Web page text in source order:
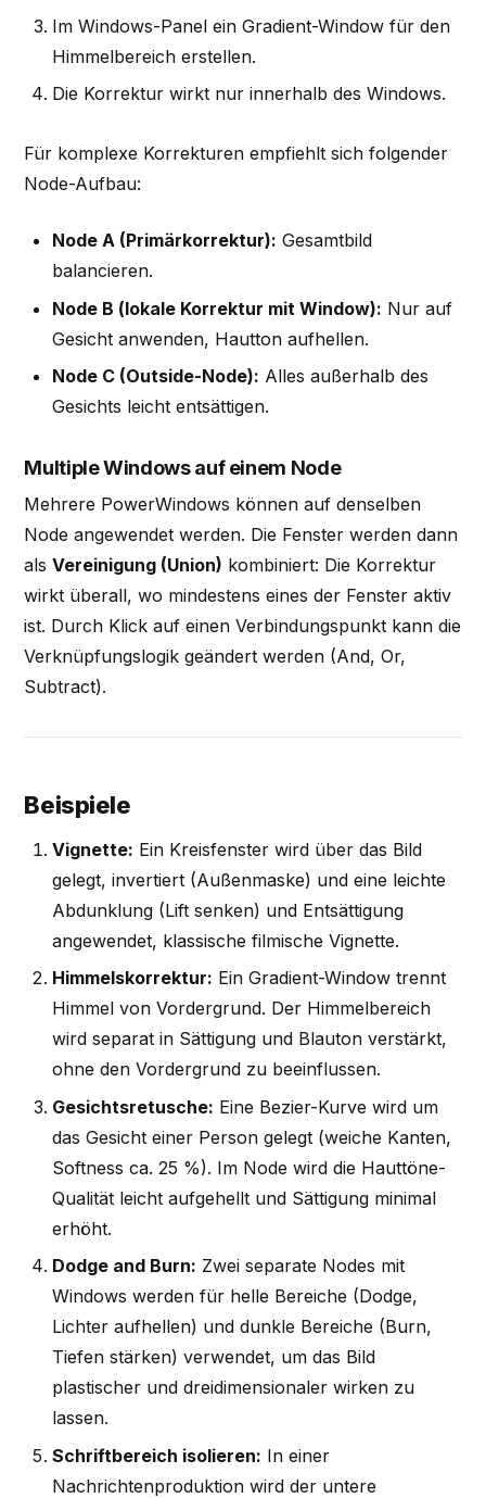
Im Windows-Panel ein Gradient-Window für den
Himmelbereich erstellen.
Die Korrektur wirkt nur innerhalb des Windows.
Für komplexe Korrekturen empfiehlt sich folgender
Node-Aufbau:
Node A (Primärkorrektur): Gesamtbild
balancieren.
Node B (lokale Korrektur mit Window): Nur auf
Gesicht anwenden, Hautton aufhellen.
Node C (Outside-Node): Alles außerhalb des
Gesichts leicht entsättigen.
Multiple Windows auf einem Node
Mehrere PowerWindows können auf denselben
Node angewendet werden. Die Fenster werden dann
alsVereinigung (Union) kombiniert: Die Korrektur
wirkt überall, wo mindestens eines der Fenster aktiv
ist. Durch Klick auf einen Verbindungspunkt kann die
Verknüpfungslogik geändert werden (And, Or,
Subtract).
Beispiele
Vignette: Ein Kreisfenster wird über das Bild
gelegt, invertiert (Außenmaske) und eine leichte
Abdunklung (Lift senken) und Entsättigung
angewendet, klassische filmische Vignette.
Himmelskorrektur: Ein Gradient-Window trennt
Himmel von Vordergrund. Der Himmelbereich
wird separat in Sättigung und Blauton verstärkt,
ohne den Vordergrund zu beeinflussen.
Gesichtsretusche: Eine Bezier-Kurve wird um
das Gesicht einer Person gelegt (weiche Kanten,
Softness ca. 25 %). Im Node wird die Hauttöne-
Qualität leicht aufgehellt und Sättigung minimal
erhöht.
Dodge and Burn: Zwei separate Nodes mit
Windows werden für helle Bereiche (Dodge,
Lichter aufhellen) und dunkle Bereiche (Burn,
Tiefen stärken) verwendet, um das Bild
plastischer und dreidimensionaler wirken zu
lassen.
Schriftbereich isolieren: In einer
Nachrichtenproduktion wird der untere